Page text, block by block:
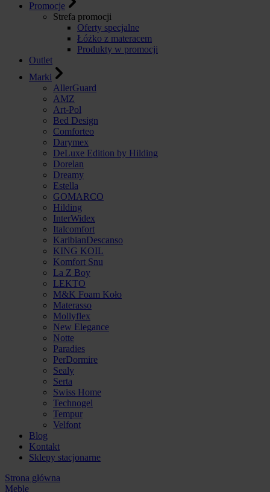
Promocje
Strefa promocji
Oferty specjalne
Łóżko z materacem
Produkty w promocji
Outlet
Marki
AllerGuard
AMZ
Art-Pol
Bed Design
Comforteo
Darymex
DeLuxe Edition by Hilding
Dorelan
Dreamy
Estella
GOMARCO
Hilding
InterWidex
Italcomfort
KaribianDescanso
KING KOIL
Komfort Snu
La Z Boy
LEKTO
M&K Foam Koło
Materasso
Mollyflex
New Elegance
Notte
Paradies
PerDormire
Sealy
Serta
Swiss Home
Technogel
Tempur
Velfont
Blog
Kontakt
Sklepy stacjonarne
Strona główna
Meble